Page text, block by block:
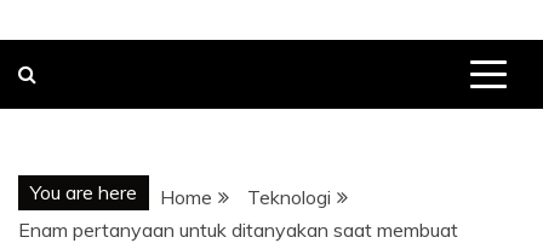
You are here Home
Teknologi
Enam pertanyaan untuk ditanyakan saat membuat